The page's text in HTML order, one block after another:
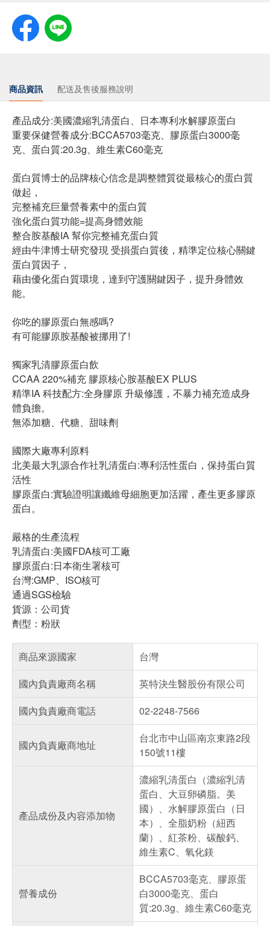
商品資訊 配送及售後服務說明
產品成分:美國濃縮乳清蛋白、日本專利水解膠原蛋白
重要保健營養成分:BCCA5703毫克、膠原蛋白3000毫
克、蛋白質:20.3g、維生素C60毫克
蛋白質博士的品牌核心信念是調整體質從最核心的蛋白質
做起，
完整補充巨量營養素中的蛋白質
強化蛋白質功能=提高身體效能
整合胺基酸IA 幫你完整補充蛋白質
經由牛津博士研究發現 受損蛋白質後，精準定位核心關鍵
蛋白質因子，
藉由優化蛋白質環境，達到守護關鍵因子，提升身體效
能。
你吃的膠原蛋白無感嗎?
有可能膠原胺基酸被挪用了!
獨家乳清膠原蛋白飲
CCAA 220%補充 膠原核心胺基酸EX PLUS
精準IA 科技配方:全身膠原 升級修護，不暴力補充造成身
體負擔。
無添加糖、代糖、甜味劑
國際大廠專利原料
北美最大乳源合作社乳清蛋白:專利活性蛋白，保持蛋白質
活性
膠原蛋白:實驗證明讓纖維母細胞更加活躍，產生更多膠原
蛋白。
嚴格的生產流程
乳清蛋白:美國FDA核可工廠
膠原蛋白:日本衛生署核可
台灣:GMP、ISO核可
通過SGS檢驗
貨源：公司貨
劑型：粉狀
商品來源國家
台灣
國內負責廠商名稱
英特決生醫股份有限公司
國內負責廠商電話
02-2248-7566
國內負責廠商地址
台北市中山區南京東路2段
150號11樓
產品成份及內容添加物
濃縮乳清蛋白（濃縮乳清
蛋白、大豆卵磷脂。美
國）、水解膠原蛋白（日
本）、全脂奶粉（紐西
蘭）、紅茶粉、碳酸鈣、
維生素C、氧化鎂
營養成份
BCCA5703毫克、膠原蛋
白3000毫克、蛋白
質:20.3g、維生素C60毫克